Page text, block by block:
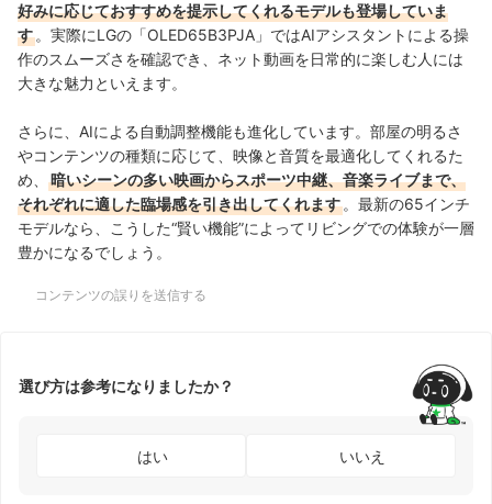
好みに応じておすすめを提示してくれるモデルも登場していま
す 。実際にLGの「OLED65B3PJA」ではAIアシスタントによる操
作のスムーズさを確認でき、ネット動画を日常的に楽しむ人には
大きな魅力といえます。
さらに、AIによる自動調整機能も進化しています。部屋の明るさ
やコンテンツの種類に応じて、映像と音質を最適化してくれるた
め、
暗いシーンの多い映画からスポーツ中継、音楽ライブまで、
それぞれに適した臨場感を引き出してくれます 。最新の65インチ
モデルなら、こうした“賢い機能”によってリビングでの体験が一層
豊かになるでしょう。
コンテンツの誤りを送信する
選び方は参考になりましたか？
はい いいえ